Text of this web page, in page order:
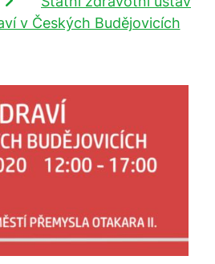
v Českých Budějovicích